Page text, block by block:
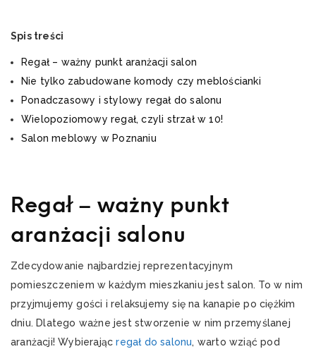
Spis treści
Regał – ważny punkt aranżacji salon
Nie tylko zabudowane komody czy meblościanki
Ponadczasowy i stylowy regał do salonu
Wielopoziomowy regał, czyli strzał w 10!
Salon meblowy w Poznaniu
Regał – ważny punkt
aranżacji salonu
Zdecydowanie najbardziej reprezentacyjnym
pomieszczeniem w każdym mieszkaniu jest salon. To w nim
przyjmujemy gości i relaksujemy się na kanapie po ciężkim
dniu. Dlatego ważne jest stworzenie w nim przemyślanej
aranżacji! Wybierającregał do salonu, warto wziąć pod